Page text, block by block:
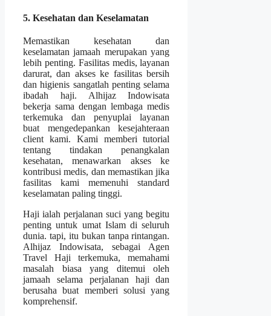
5. Kesehatan dan Keselamatan
Memastikan kesehatan dan
keselamatan jamaah merupakan yang
lebih penting. Fasilitas medis, layanan
darurat, dan akses ke fasilitas bersih
dan higienis sangatlah penting selama
ibadah haji. Alhijaz Indowisata
bekerja sama dengan lembaga medis
terkemuka dan penyuplai layanan
buat mengedepankan kesejahteraan
client kami. Kami memberi tutorial
tentang tindakan penangkalan
kesehatan, menawarkan akses ke
kontribusi medis, dan memastikan jika
fasilitas kami memenuhi standard
keselamatan paling tinggi.
Haji ialah perjalanan suci yang begitu
penting untuk umat Islam di seluruh
dunia. tapi, itu bukan tanpa rintangan.
Alhijaz Indowisata, sebagai Agen
Travel Haji terkemuka, memahami
masalah biasa yang ditemui oleh
jamaah selama perjalanan haji dan
berusaha buat memberi solusi yang
komprehensif.